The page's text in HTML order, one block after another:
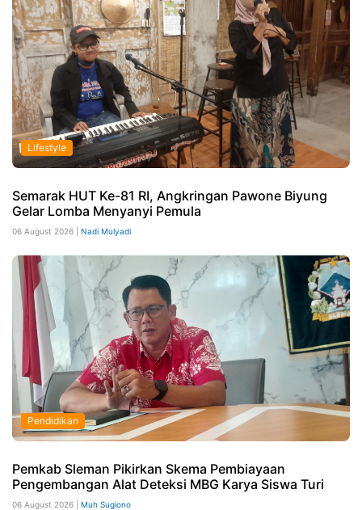
Lifestyle
Semarak HUT Ke-81 RI, Angkringan Pawone Biyung
Gelar Lomba Menyanyi Pemula
06 August 2026 | Nadi Mulyadi
Pendidikan
Pemkab Sleman Pikirkan Skema Pembiayaan
Pengembangan Alat Deteksi MBG Karya Siswa Turi
06 August 2026 | Muh Sugiono